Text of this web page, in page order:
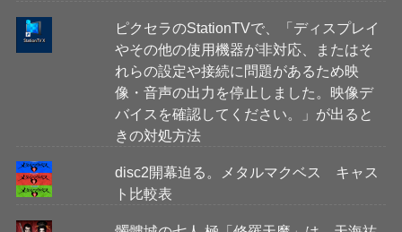
ピクセラのStationTVで、「ディスプレイ
やその他の使用機器が非対応、またはそ
れらの設定や接続に問題があるため映
像・音声の出力を停止しました。映像デ
バイスを確認してください。」が出ると
きの対処方法
disc2開幕迫る。メタルマクベス キャス
ト比較表